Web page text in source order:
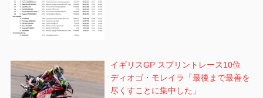
イギリスGP スプリントレース10位
ディオゴ・モレイラ「最後まで最善を
尽くすことに集中した」